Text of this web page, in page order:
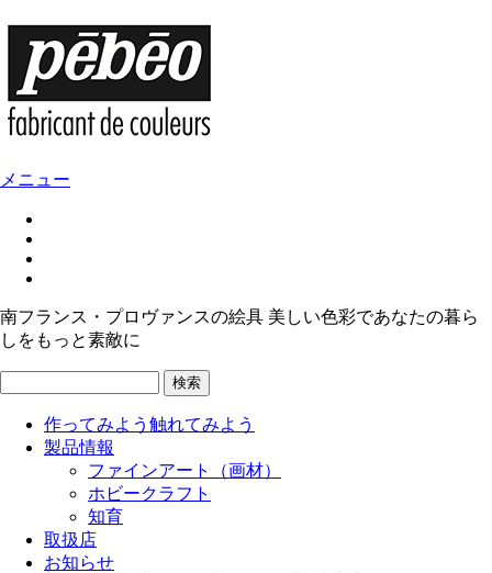
メニュー
南フランス・プロヴァンスの絵具 美しい色彩であなたの暮ら
しをもっと素敵に
検索
作ってみよう 触れてみよう
製品情報
ファインアート（画材）
ホビークラフト
知育
取扱店
お知らせ